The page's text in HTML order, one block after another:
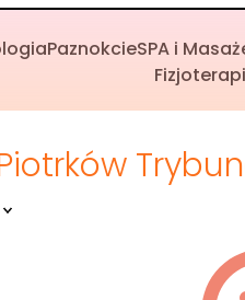
PaznokcieSPA i